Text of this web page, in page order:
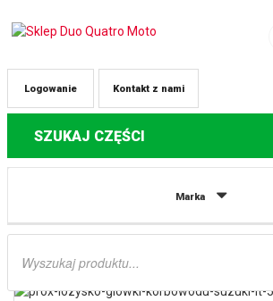
Kontakt z nami
Logowanie
SZUKAJ CZĘŚCI
Marka
Wyszukiwarka
Części do quadów Suzuki
QUADSPORT ’87-’06 (PATRZ OPIS DODATKOWY)